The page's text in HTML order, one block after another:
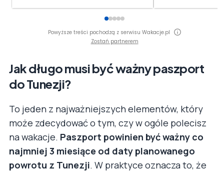
Powyższe treści pochodzą z serwisu Wakacje.pl
Zostań partnerem
Jak długo musi być ważny paszport
do Tunezji?
To jeden z najważniejszych elementów, który
może zdecydować o tym, czy w ogóle polecisz
na wakacje. Paszport powinien być ważny co
najmniej 3 miesiące od daty planowanego
powrotu z Tunezji. W praktyce oznacza to, że